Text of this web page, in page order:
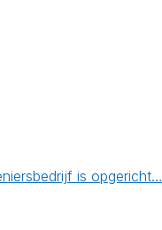
is opgericht…